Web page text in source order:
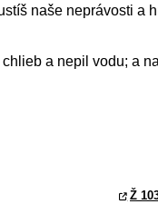
naše neprávosti a
a nepil vodu; a
Ž